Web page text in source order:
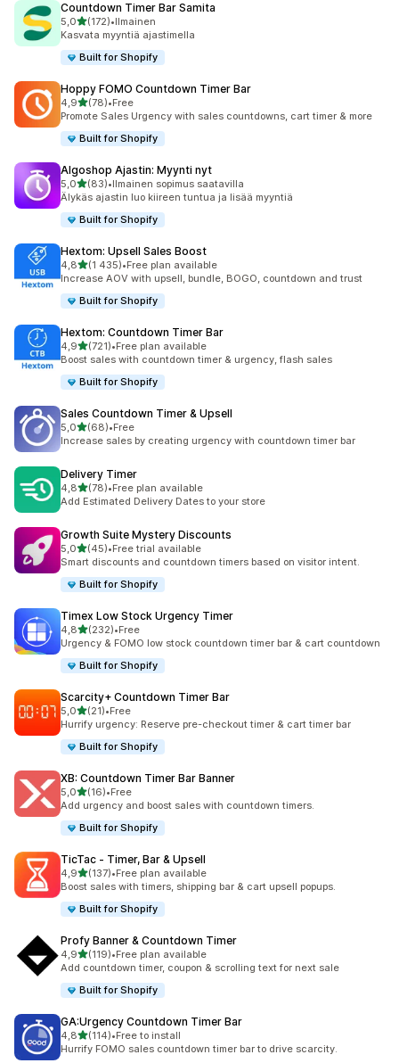
Countdown Timer Bar Samita
5,0/ 5 tähteä
(172)
172 arvostelua yhteensä
•Ilmainen
Kasvata myyntiä ajastimella
Built for Shopify
Hoppy FOMO Countdown Timer Bar
4,9/ 5 tähteä
(78)
78 arvostelua yhteensä
•Free
Promote Sales Urgency with sales countdowns, cart timer & more
Built for Shopify
Algoshop Ajastin: Myynti nyt
5,0/ 5 tähteä
(83)
83 arvostelua yhteensä
•Ilmainen sopimus saatavilla
Älykäs ajastin luo kiireen tuntua ja lisää myyntiä
Built for Shopify
Hextom: Upsell Sales Boost
4,8/ 5 tähteä
(1 435)
1435 arvostelua yhteensä
•Free plan available
Increase AOV with upsell, bundle, BOGO, countdown and trust
Built for Shopify
Hextom: Countdown Timer Bar
4,9/ 5 tähteä
(721)
721 arvostelua yhteensä
•Free plan available
Boost sales with countdown timer & urgency, flash sales
Built for Shopify
Sales Countdown Timer & Upsell
5,0/ 5 tähteä
(68)
68 arvostelua yhteensä
•Free
Increase sales by creating urgency with countdown timer bar
Delivery Timer
4,8/ 5 tähteä
(78)
78 arvostelua yhteensä
•Free plan available
Add Estimated Delivery Dates to your store
Growth Suite Mystery Discounts
5,0/ 5 tähteä
(45)
45 arvostelua yhteensä
•Free trial available
Smart discounts and countdown timers based on visitor intent.
Built for Shopify
Timex Low Stock Urgency Timer
4,8/ 5 tähteä
(232)
232 arvostelua yhteensä
•Free
Urgency & FOMO low stock countdown timer bar & cart countdown
Built for Shopify
Scarcity+ Countdown Timer Bar
5,0/ 5 tähteä
(21)
21 arvostelua yhteensä
•Free
Hurrify urgency: Reserve pre-checkout timer & cart timer bar
Built for Shopify
XB: Countdown Timer Bar Banner
5,0/ 5 tähteä
(16)
16 arvostelua yhteensä
•Free
Add urgency and boost sales with countdown timers.
Built for Shopify
TicTac ‑ Timer, Bar & Upsell
4,9/ 5 tähteä
(137)
137 arvostelua yhteensä
•Free plan available
Boost sales with timers, shipping bar & cart upsell popups.
Built for Shopify
Profy Banner & Countdown Timer
4,9/ 5 tähteä
(119)
119 arvostelua yhteensä
•Free plan available
Add countdown timer, coupon & scrolling text for next sale
Built for Shopify
GA:Urgency Countdown Timer Bar
4,8/ 5 tähteä
(114)
114 arvostelua yhteensä
•Free to install
Hurrify FOMO sales countdown timer bar to drive scarcity.